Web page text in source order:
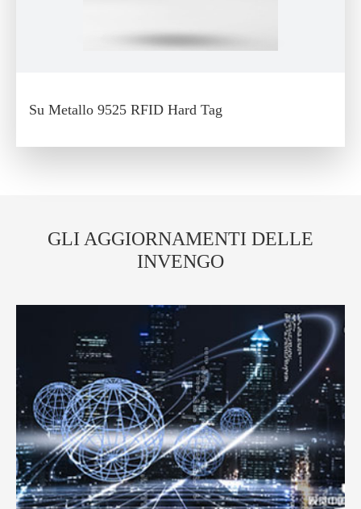
Su Metallo 9525 RFID Hard Tag
GLI AGGIORNAMENTI DELLE
INVENGO